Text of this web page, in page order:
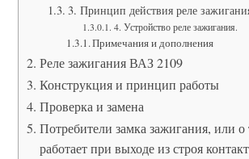
3. Принцип действия реле
4. Устройство реле зажигания.
Примечания и дополнения
Реле зажигания ВАЗ 2109
Конструкция и принцип работы
Проверка и замена
Потребители замка зажигания, или о
работает при выходе из строя